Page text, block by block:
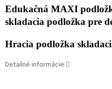
Edukačná MAXI
skladacia podložka pre
Hracia podložka
Detailné informácie